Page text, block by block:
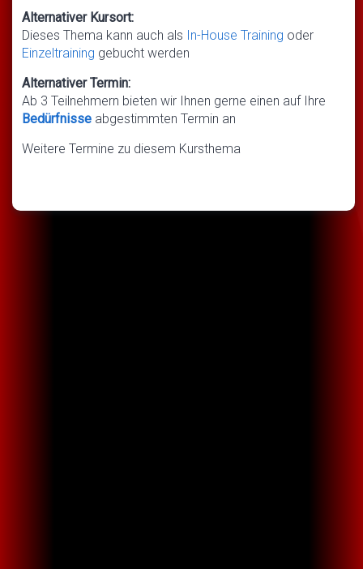
Alternativer Kursort:
Dieses Thema kann auch als In-House Training oder
Einzeltraining gebucht werden
Alternativer Termin:
Ab 3 Teilnehmern bieten wir Ihnen gerne einen auf Ihre
Bedürfnisse abgestimmten Termin an
Weitere Termine zu diesem Kursthema